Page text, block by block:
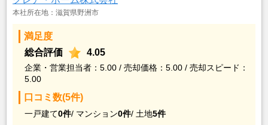
本社所在地：滋賀県野洲市
満足度
総合評価
4.05
企業・営業担当者：5.00 / 売却価格：5.00 / 売却スピード：
5.00
口コミ数(5件)
一戸建て0件/ マンション0件/ 土地5件